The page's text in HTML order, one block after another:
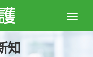
Toggle
知